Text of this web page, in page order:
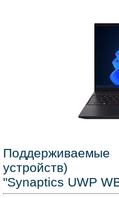
устройств)
"Synaptics UWP